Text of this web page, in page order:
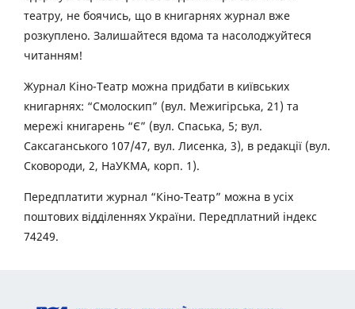
театру, не боячись, що в книгарнях журнал вже
розкуплено. Залишайтеся вдома та насолоджуйтеся
читанням!
Журнал Кіно-Театр можна придбати в київських
книгарнях: “Смолоскип” (вул. Межигірська, 21) та
мережі книгарень “Є” (вул. Спаська, 5; вул.
Саксаганського 107/47, вул. Лисенка, 3), в редакції (вул.
Сковороди, 2, НаУКМА, корп. 1).
Передплатити журнал “Кіно-Театр” можна в усіх
поштових відділеннях України. Передплатний індекс
74249.